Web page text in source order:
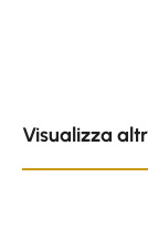
Visualizza